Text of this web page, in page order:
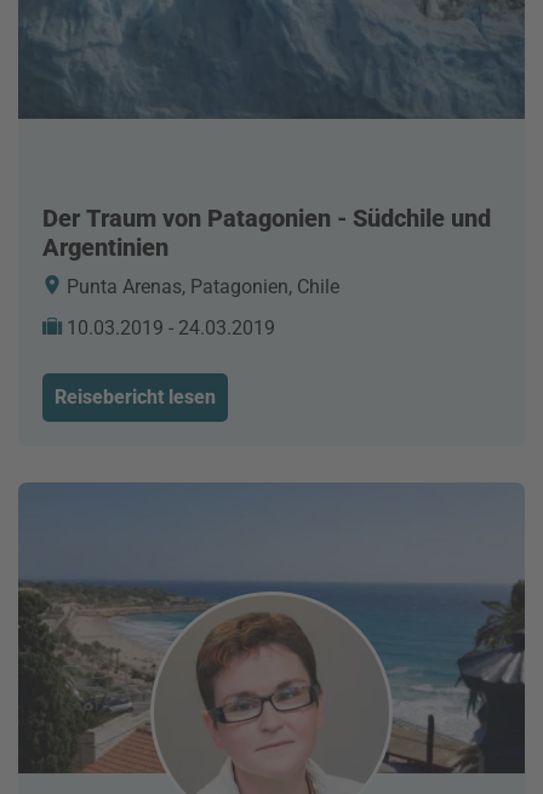
Der Traum von Patagonien - Südchile und
Argentinien
Punta Arenas, Patagonien, Chile
10.03.2019 - 24.03.2019
Reisebericht lesen